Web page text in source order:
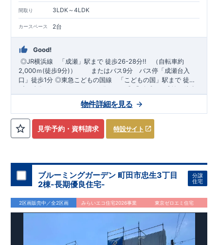
間取り 3LDK～4LDK
カースペース 2台
Good!
◎JR横浜線
「成瀬」駅まで 徒歩26-28分!!
（自転車約
2,000ｍ(徒歩9分)）
またはバス9分バス停「成瀬台入
口 」徒歩1分 ​◎東急こどもの国線 「こどもの国」駅まで 徒歩
25-26分!!
またはバス11分 バス停「ポプラヶ丘前」徒歩
広々設計で家具を設置しても十分ゆとりの空間です♪
◆ ブルーミングガーデンのこだわり ◆
← 各タイトルをクリ
・住宅ローン減税、固定資産税などの税制優遇を受けられ
宅性能評価ダブル取得予定! ・『設計』住宅性能評価‥‥建物設
計段階で、国が認めた第三機関が評価しております。 ・『建
だけでなく、「現場の施工状況」を検査した上で、品質を保証
しております。■全棟自社一貫体制! ・誰が何をやったかが明
確だからこそ、お客様の安心に繋がります。 ・設計、施工、営
業が協力しあい、最良のプランをご提供いたします。 ・不要な
中間マージンを抑える事で、コストダウンに努めております。​
https://www.e-blooming.com/bukken/50275004/
見学予約・資料請求 特設サイト
物件詳細を見る
ブルーミングガーデン 町田市忠生3丁目
2棟-長期優良住宅-
分譲
住宅
2区画販売中／全2区画 みらいエコ住宅2026事業 東京ゼロエミ住宅